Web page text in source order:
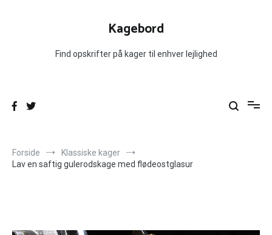
Kagebord
Find opskrifter på kager til enhver lejlighed
Forside
Klassiske kager
Lav en saftig gulerodskage med flødeostglasur